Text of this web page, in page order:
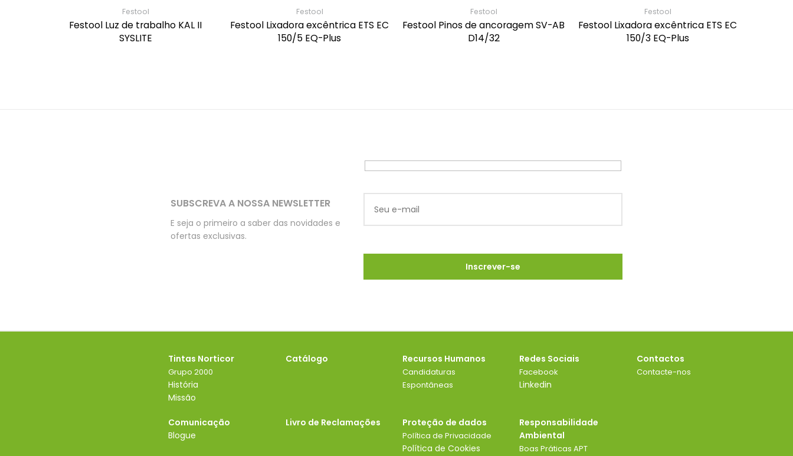
Festool
Festool Luz de trabalho KAL II
SYSLITE
Festool
Festool Lixadora excêntrica ETS EC
150/5 EQ-Plus
Festool
Festool Pinos de ancoragem SV-AB
D14/32
Festool
Festool Lixadora excêntrica ETS EC
150/3 EQ-Plus
SUBSCREVA A NOSSA NEWSLETTER
E seja o primeiro a saber das novidades e
ofertas exclusivas.
Tintas Norticor
Grupo 2000
História
Missão
Catálogo Recursos Humanos
Candidaturas
Espontâneas
Redes Sociais
Facebook
Linkedin
Contactos
Contacte-nos
Comunicação
Blogue
Livro de Reclamações Proteção de dados
Política de Privacidade
Política de Cookies
Responsabilidade
Ambiental
Boas Práticas APT